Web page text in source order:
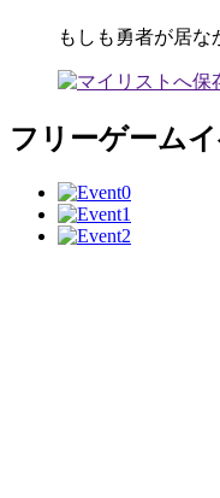
もしも勇者が居な
フリーゲーム